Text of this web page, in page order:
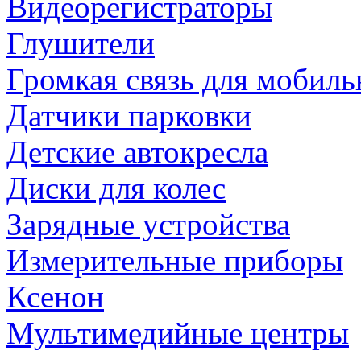
Глушители
Громкая связь для
Датчики парковки
Детские автокресла
Диски для колес
Зарядные устройства
Измерительные приборы
Ксенон
Мультимедийные центры